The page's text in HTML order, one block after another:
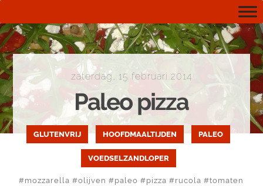
zaterdag, 15 februari 2014
Paleo pizza
GLUTENVRIJ HOOFDMAALTIJDEN PALEO
VOEDSELZANDLOPER
#mozzarella #olijven #paleo #pizza #rucola #tomaten